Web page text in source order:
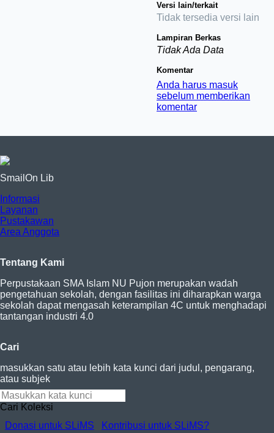
Versi lain/terkait
Tidak tersedia versi lain
Lampiran Berkas
Tidak Ada Data
Komentar
Anda harus masuk
sebelum memberikan
komentar
SmailOn Lib
Informasi
Layanan
Pustakawan
Area Anggota
Tentang Kami
Perpustakaan SMA Islam NU Pujon merupakan wadah
pengetahuan sekolah, dengan fasilitas ini diharapkan warga
sekolah dapat mengasah keterampilan 4C untuk menghadapi
tantangan industri 4.0
Cari
masukkan satu atau lebih kata kunci dari judul, pengarang,
atau subjek
Cari Koleksi
Donasi untuk SLiMS
Kontribusi untuk SLiMS?